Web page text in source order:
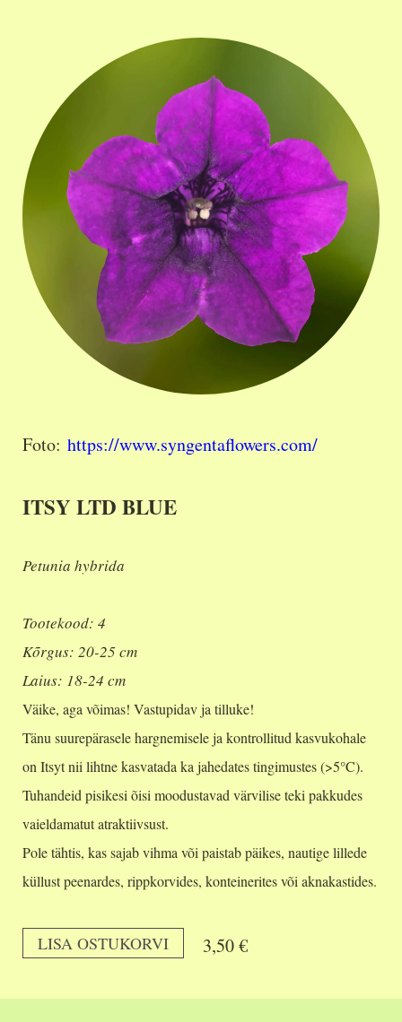
Foto: https://www.syngentaflowers.com/
ITSY LTD BLUE
Petunia hybrida
Tootekood: 4
Kõrgus: 20-25 cm
Laius: 18-24 cm
Väike, aga võimas! Vastupidav ja tilluke!
Tänu suurepärasele hargnemisele ja kontrollitud kasvukohale
on Itsyt nii lihtne kasvatada ka jahedates tingimustes (>5°C).
Tuhandeid pisikesi õisi moodustavad värvilise teki pakkudes
vaieldamatut atraktiivsust.
Pole tähtis, kas sajab vihma või paistab päikes, nautige lillede
küllust peenardes, rippkorvides, konteinerites või aknakastides.
LISA OSTUKORVI 3,50 €